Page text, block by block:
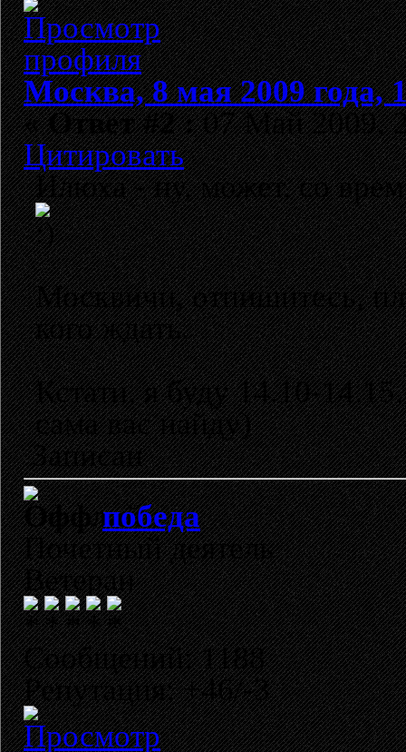
Москва, 8 мая 2009 года,
«Ответ #2 :07 Май 2009,
Цитировать
Илюха - ну, может, со
Москвичи, отпишитесь,
кого ждать.
Кстати, я буду 14.10-
сама вас найду)
Записан
победа
Почетный деятель
Ветеран
Сообщений: 1188
Репутация: +46/-3